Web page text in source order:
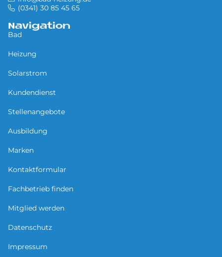
(0341) 30 85 45 65
Navigation
Bad
Heizung
Solarstrom
Kundendienst
Stellenangebote
Ausbildung
Marken
Kontaktformular
Fachbetrieb finden
Mitglied werden
Datenschutz
Impressum